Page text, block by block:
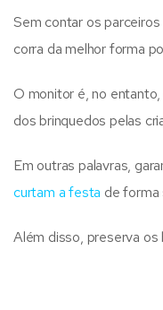
Sem contar os
corra da melhor forma
O monitor é, no
dos brinquedos pelas
Em outras palavras,
curtam a festa de forma
Além disso, preserva